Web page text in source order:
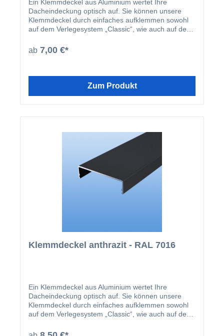
Ein Klemmdeckel aus Aluminium wertet Ihre
Dacheindeckung optisch auf. Sie können unsere
Klemmdeckel durch einfaches aufklemmen sowohl
auf dem Verlegesystem „Classic“, wie auch auf dem
montiert, harmoniert der Klemmdeckel nicht nur
farblich mit Ihren restlichen Profilleisten, sondern
wird nach der Montage der Verlegeprofile einfach
ab 7,00 €*
Zum Produkt
Klemmdeckel anthrazit - RAL 7016
Ein Klemmdeckel aus Aluminium wertet Ihre
Dacheindeckung optisch auf. Sie können unsere
Klemmdeckel durch einfaches aufklemmen sowohl
auf dem Verlegesystem „Classic“, wie auch auf dem
montiert, harmoniert der Klemmdeckel nicht nur